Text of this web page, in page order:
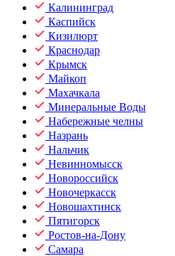
Калининград
Каспийск
Кизилюрт
Краснодар
Крымск
Майкоп
Махачкала
Минеральные Воды
Набережные челны
Назрань
Нальчик
Невинномысск
Новороссийск
Новочеркасск
Новошахтинск
Пятигорск
Ростов-на-Дону
Самара